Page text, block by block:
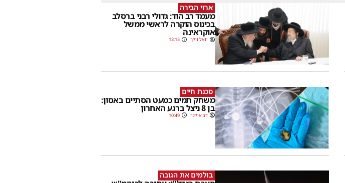
ארזי הבירה
מעמד רב הוד: גדולי רבני ברסלב
בכינוס הוקרה לראשי ממשל
אוקראינה
יואל וולך 13:15
סכנת חיים
משחק תמים כמעט הסתיים באסון:
בן 8 ניצל ברגע האחרון
דב אייזנר 10:49
בולמים את הגובה